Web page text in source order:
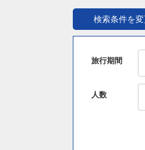
検索条件を変
旅行期間
人数